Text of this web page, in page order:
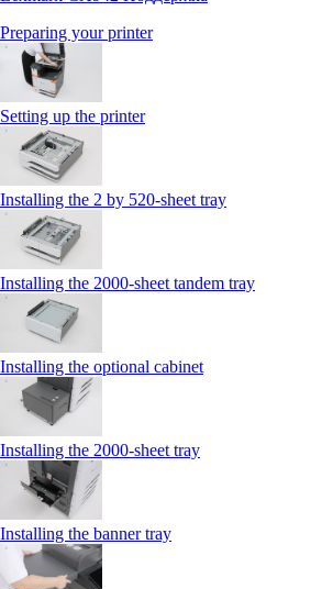
Preparing your printer
Setting up the printer
Installing the 2 by 520‑sheet tray
Installing the 2000‑sheet tandem tray
Installing the optional cabinet
Installing the 2000‑sheet tray
Installing the banner tray